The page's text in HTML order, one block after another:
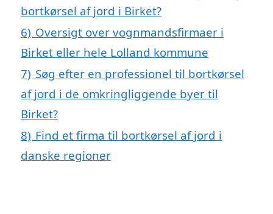
bortkørsel af jord i Birket?
6) Oversigt over vognmandsfirmaer i
Birket eller hele Lolland kommune
7) Søg efter en professionel til bortkørsel
af jord i de omkringliggende byer til
Birket?
8) Find et firma til bortkørsel af jord i
danske regioner